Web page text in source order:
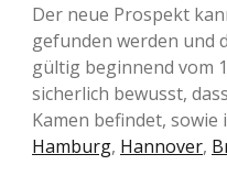
Der neue Prospekt
gefunden werden und
gültig beginnend vom
sicherlich bewusst,
Kamen befindet, sowie
Hamburg, Hannover,